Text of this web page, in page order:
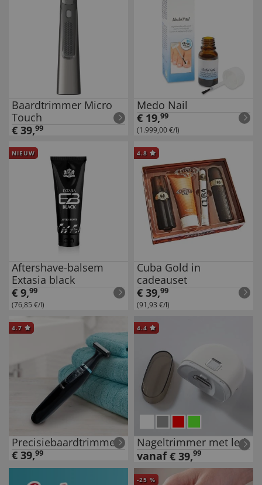
Baardtrimmer Micro
Touch
€ 39,99
Medo Nail
€ 19,99
(1.999,00 €/l)
NIEUW
Aftershave-balsem
Extasia black
€ 9,99
(76,85 €/l)
4.8
Cuba Gold in
cadeauset
€ 39,99
(91,93 €/l)
4.7
Precisiebaardtrimmer
€ 39,99
4.4
Nageltrimmer met led
vanaf € 39,99
-25 %